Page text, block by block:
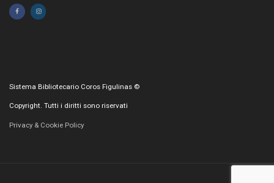
Sistema Bibliotecario Coros Figulinas ©
Copyright. Tutti i diritti sono riservati
Privacy & Cookie Policy